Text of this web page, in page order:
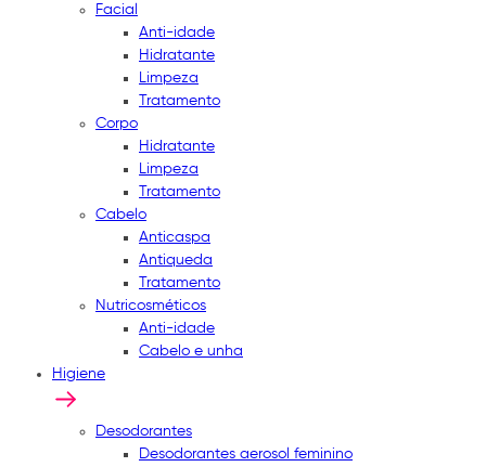
Facial
Anti-idade
Hidratante
Limpeza
Tratamento
Corpo
Hidratante
Limpeza
Tratamento
Cabelo
Anticaspa
Antiqueda
Tratamento
Nutricosméticos
Anti-idade
Cabelo e unha
Higiene
Desodorantes
Desodorantes aerosol feminino